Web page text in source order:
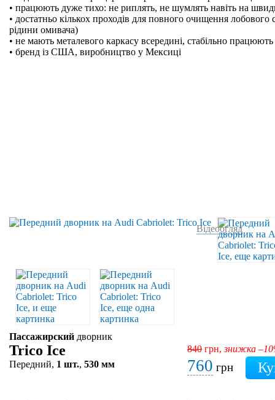
• працюють дуже тихо: не риплять, не шумлять навіть на
• достатньо кількох проходів для повного очищення лобового
рідини омивача)
• не мають металевого каркасу всередині, стабільно працюють
• бренд із США, виробництво у Мексиці
Відеоогляд
Пассажирский дворник
Trico Ice
Передний, 1 шт., 530 мм
840 грн,знижка
760 грн